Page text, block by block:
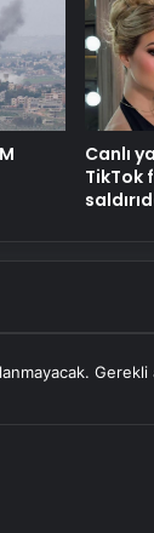
Canlı
TikTok
Gerekli